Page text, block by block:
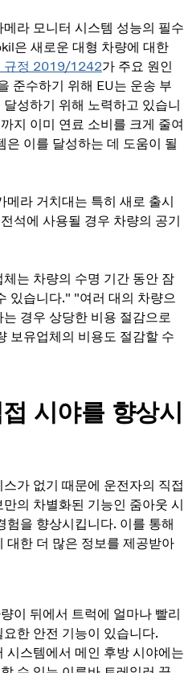
라 모니터 시스템 성능의 필수
은 새로운 대형 차량에 대한
규정 2019/1242가 주요 원인
준수하기 위해 EU는 운송 부
성하기 위해 노력하고 있습니
지 이미 연료 소비를 크게 줄여
은 이를 달성하는 데 도움이 될
라 거치대는 특히 새로 출시
석에 사용될 경우 차량의 공기
는 차량의 수명 기간 동안 잠
있습니다." "여러 대의 차량으
경우 상당한 비용 절감으로
보유업체의 비용도 절감할 수
시야를 향상시
가 없기 때문에 운전자의 직접
의 차별화된 기능인 줌아웃 시
험을 향상시킵니다. 이를 통해
대한 더 많은 정보를 제공받아
이 뒤에서 트럭에 얼마나 빨리
한 안전 기능이 있습니다.
스템에서 메인 후방 시야에는